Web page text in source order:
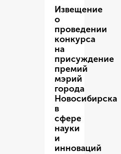
Извещение
о
проведении
конкурса
на
присуждение
премий
мэрий
города
Новосибирска
в
сфере
науки
и
инноваций